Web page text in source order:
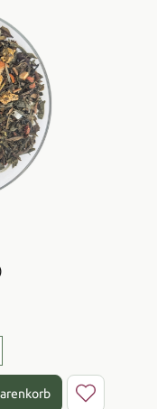
ein oder benutze die